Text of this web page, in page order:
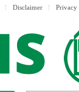
Disclaimer Privacy